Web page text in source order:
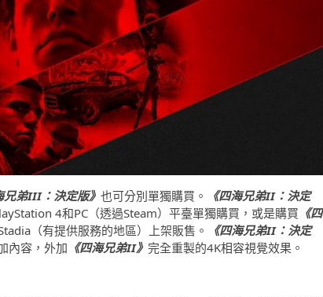
兄弟III：決定版》 也可分別單獨購買。
《四海兄弟II：決定
4和PC（透過Steam）平臺單獨購買，或是購買 《四
（有提供服務的地區）上架販售。
《四海兄弟II：決定
內容，外加 《四海兄弟II》 完全重製的4K相容視覺效果。